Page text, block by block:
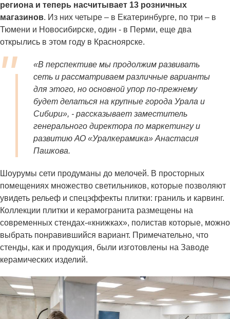
региона и теперь насчитывает 13 розничных
магазинов. Из них четыре – в Екатеринбурге, по три – в
Тюмени и Новосибирске, один - в Перми, еще два
открылись в этом году в Красноярске.
«В перспективе мы продолжим развивать
сеть и рассматриваем различные варианты
для этого, но основной упор по-прежнему
будет делаться на крупные города Урала и
Сибири», - рассказывает заместитель
генерального директора по маркетингу и
развитию АО «Уралкерамика» Анастасия
Пашкова.
Шоурумы сети продуманы до мелочей. В просторных
помещениях множество светильников, которые позволяют
увидеть рельеф и спецэффекты плитки: граниль и карвинг.
Коллекции плитки и керамогранита размещены на
современных стендах-«книжках», полистав которые, можно
выбрать понравившийся вариант. Примечательно, что
стенды, как и продукция, были изготовлены на Заводе
керамических изделий.